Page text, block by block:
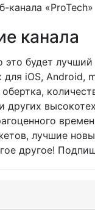
канала
будет лучший
для iOS, Android,
других
лучшие
другое!